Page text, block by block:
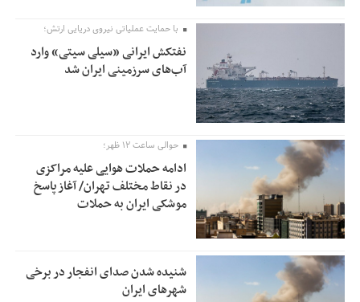
با حمایت عملیاتی نیروی دریایی ارتش؛
نفتکش ایرانی «سیلی سیتی» وارد
آب‌های سرزمینی ایران شد
حوالی ساعت ۱۲ ظهر؛
ادامه حملات هوایی علیه مراکزی
در نقاط مختلف تهران/ آغاز پاسخ
موشکی ایران به حملات
شنیده شدن صدای انفجار در برخی
شهرهای ایران